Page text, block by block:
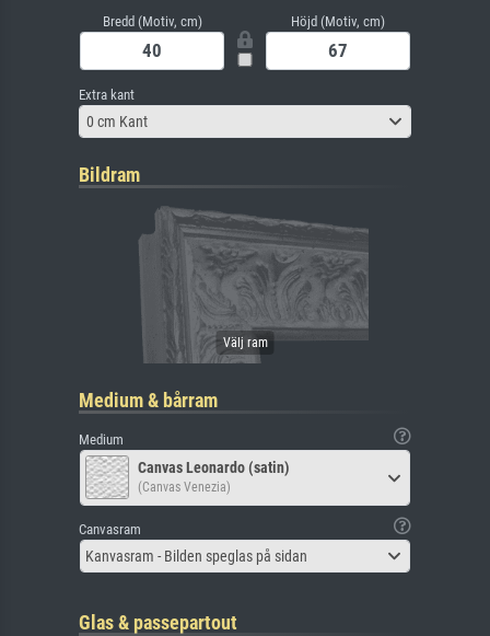
Bredd (Motiv, cm) Höjd (Motiv, cm)
Extra kant
0 cm Kant
Bildram
Medium & bårram
Medium
Canvas Leonardo (satin)
(Canvas Venezia)
Canvasram
Kanvasram - Bilden speglas på sidan
Glas & passepartout